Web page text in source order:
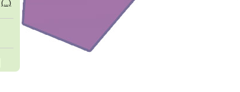
(...)